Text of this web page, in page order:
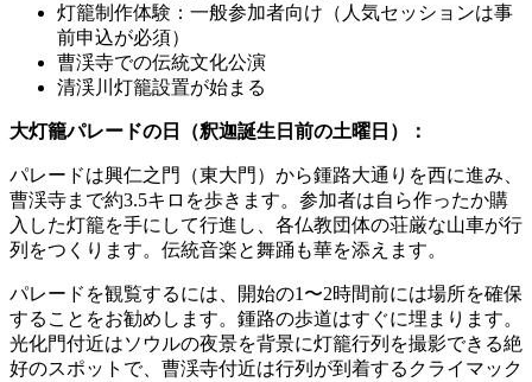
灯籠制作体験：一般参加者向け（人気セッションは事
前申込が必須）
曹渓寺での伝統文化公演
清渓川灯籠設置が始まる
大灯籠パレードの日（釈迦誕生日前の土曜日）：
パレードは興仁之門（東大門）から鍾路大通りを西に進み、
曹渓寺まで約3.5キロを歩きます。参加者は自ら作ったか購
入した灯籠を手にして行進し、各仏教団体の荘厳な山車が行
列をつくります。伝統音楽と舞踊も華を添えます。
パレードを観覧するには、開始の1〜2時間前には場所を確保
することをお勧めします。鍾路の歩道はすぐに埋まります。
光化門付近はソウルの夜景を背景に灯籠行列を撮影できる絶
好のスポットで、曹渓寺付近は行列が到着するクライマック